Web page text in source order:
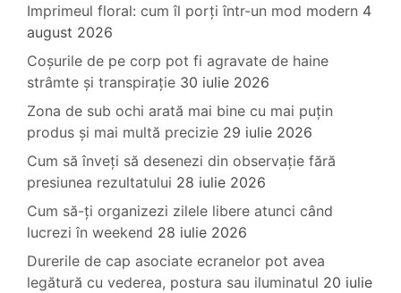
Imprimeul floral: cum îl porți într-un mod modern 4
august 2026
Coșurile de pe corp pot fi agravate de haine
strâmte și transpirație 30 iulie 2026
Zona de sub ochi arată mai bine cu mai puțin
produs și mai multă precizie 29 iulie 2026
Cum să înveți să desenezi din observație fără
presiunea rezultatului 28 iulie 2026
Cum să-ți organizezi zilele libere atunci când
lucrezi în weekend 28 iulie 2026
Durerile de cap asociate ecranelor pot avea
legătură cu vederea, postura sau iluminatul 20 iulie